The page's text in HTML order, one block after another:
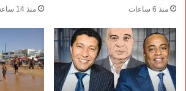
منذ 6 ساعات منذ 14 ساعة